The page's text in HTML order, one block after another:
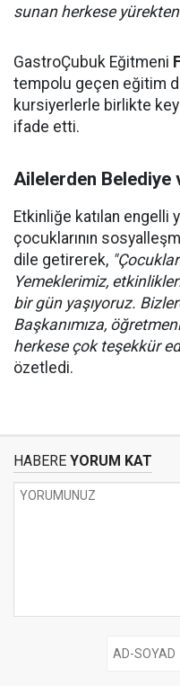
sunan herkese
GastroÇubuk Eğitmeni
tempolu geçen eğitim
kursiyerlerle birlikte
ifade etti.
Ailelerden Belediye
Etkinliğe katılan engelli
çocuklarının
dile getirerek,
Yemeklerimiz,
bir gün yaşıyoruz.
Başkanımıza,
herkese çok teşekkür
özetledi.
HABERE YORUM KAT